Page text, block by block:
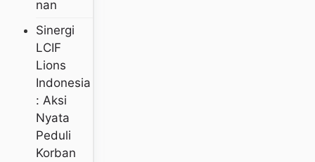
Nan
Sinergi
LCIF
Lions
Indonesia
: Aksi
Nyata
Peduli
Korban